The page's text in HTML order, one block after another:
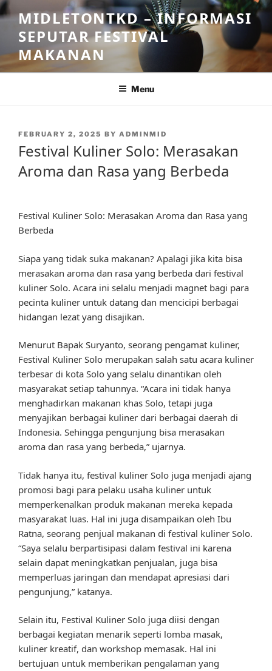
Skip
to
content
MIDLETONTKD – INFORMASI
SEPUTAR FESTIVAL
MAKANAN
Menu
POSTED
FEBRUARY 2, 2025 BY ADMINMID
Festival Kuliner Solo: Merasakan
Aroma dan Rasa yang Berbeda
Festival Kuliner Solo: Merasakan Aroma dan Rasa yang
Berbeda
Siapa yang tidak suka makanan? Apalagi jika kita bisa
merasakan aroma dan rasa yang berbeda dari festival
kuliner Solo. Acara ini selalu menjadi magnet bagi para
pecinta kuliner untuk datang dan mencicipi berbagai
hidangan lezat yang disajikan.
Menurut Bapak Suryanto, seorang pengamat kuliner,
Festival Kuliner Solo merupakan salah satu acara kuliner
terbesar di kota Solo yang selalu dinantikan oleh
masyarakat setiap tahunnya. “Acara ini tidak hanya
menghadirkan makanan khas Solo, tetapi juga
menyajikan berbagai kuliner dari berbagai daerah di
Indonesia. Sehingga pengunjung bisa merasakan
aroma dan rasa yang berbeda,” ujarnya.
Tidak hanya itu, festival kuliner Solo juga menjadi ajang
promosi bagi para pelaku usaha kuliner untuk
memperkenalkan produk makanan mereka kepada
masyarakat luas. Hal ini juga disampaikan oleh Ibu
Ratna, seorang penjual makanan di festival kuliner Solo.
“Saya selalu berpartisipasi dalam festival ini karena
selain dapat meningkatkan penjualan, juga bisa
memperluas jaringan dan mendapat apresiasi dari
pengunjung,” katanya.
Selain itu, Festival Kuliner Solo juga diisi dengan
berbagai kegiatan menarik seperti lomba masak,
kuliner kreatif, dan workshop memasak. Hal ini
bertujuan untuk memberikan pengalaman yang